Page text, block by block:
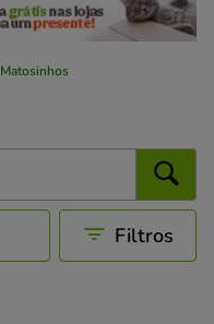
Matosinhos
Filtros